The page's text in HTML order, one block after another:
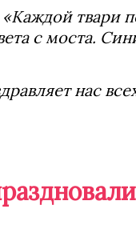
твари
с моста.
нас